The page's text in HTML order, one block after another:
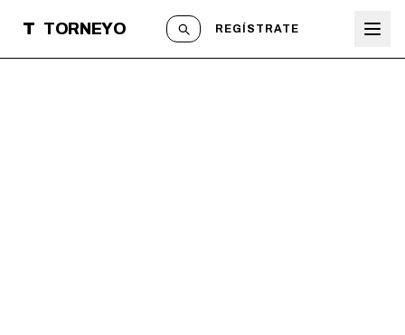
T TORNEYO REGÍSTRATE